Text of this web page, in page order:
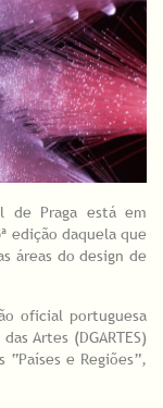
de Praga está em
edição daquela que
áreas do design de
oficial portuguesa
Artes (DGARTES)
e Regiões”,